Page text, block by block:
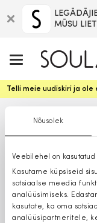
Nõusolek
Veebilehel on kasutatud
Kasutame küpsiseid
sotsiaalse meedia
analüüsimiseks.
kasutate, ka oma
analüüsipartneritele,
MŪSU
Telli meie uudiskiri ja